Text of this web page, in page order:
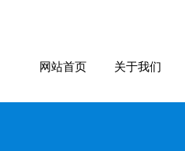
网站首页 关于我们